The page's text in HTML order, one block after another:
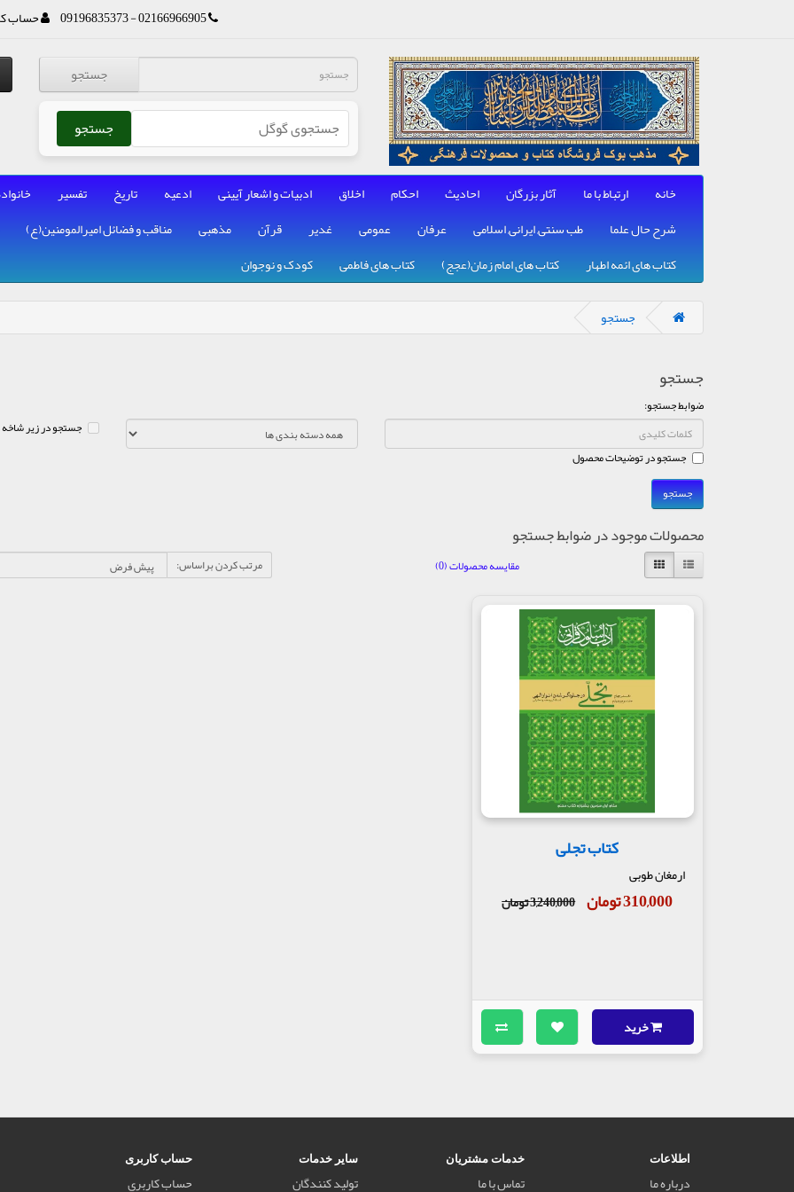
02166966905 - 09196835373 حساب
جستجو
جستجو
خانه ارتباط با ما آثار بزرگان احادیث احکام اخلاق ادبیات و اشعار آیینی ادعیه تاریخ تفسیر
شرح حال علما
طب سنتی, ایرانی, اسلامی عرفان عمومی غدیر قرآن مذهبی مناقب و فضائل امیرالمومنین(ع)
کتاب های ائمه اطهار
کتاب های امام زمان(عجج) کتاب های فاطمی کودک و نوجوان
جستجو
جستجو
ضوابط جستجو:
جستجو در زیر شاخه
جستجو در توضیحات محصول
محصولات موجود در ضوابط جستجو
مقایسه محصولات (0) مرتب کردن براساس:
کتاب تجلی
ارمغان طوبی
310,000 تومان 3,240,000 تومان
خرید
اطلاعات
درباره ما
خدمات مشتریان
تماس با ما
سایر خدمات
تولید کنندگان
حساب کاربری
حساب کاربری